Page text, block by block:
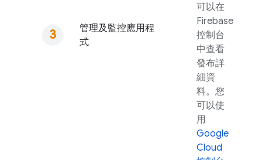
管理及監控應用程
式
可以在
Firebase
控制台
中查看
發布詳
細資
料。您
可以使
用
Google
Cloud